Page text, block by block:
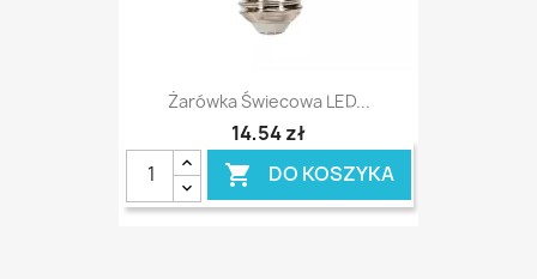
Żarówka Świecowa LED...
14,54 zł
 DO KOSZYKA